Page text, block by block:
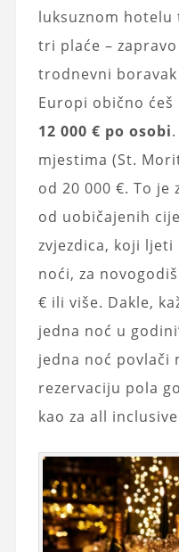
luksuznom
tri plaće –
trodnevni
Europi obično
12 000 € po osobi
mjestima (St.
od 20 000 €. To
od uobičajenih
zvjezdica, koji ljeti
noći, za
€ ili više. Dakle,
jedna noć u
jedna noć povlači
rezervaciju pola
kao za all